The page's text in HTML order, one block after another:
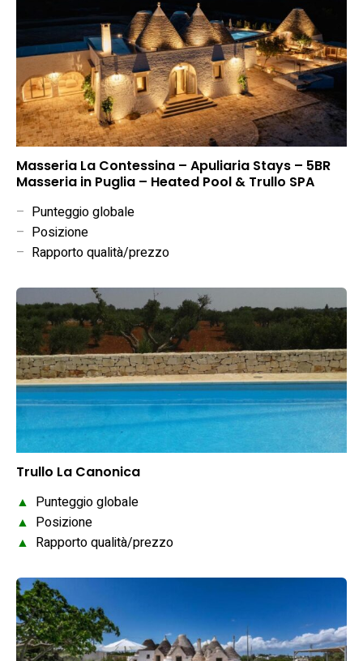
Masseria La Contessina – Apuliaria Stays – 5BR
Masseria in Puglia – Heated Pool & Trullo SPA
– Punteggio globale
– Posizione
– Rapporto qualità/prezzo
Trullo La Canonica
▲ Punteggio globale
▲ Posizione
▲ Rapporto qualità/prezzo